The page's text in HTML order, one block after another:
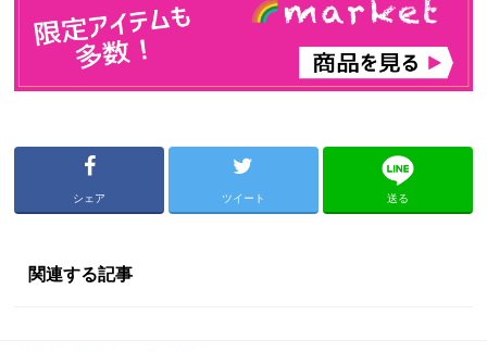
シェア ツイート 送る
関連する記事